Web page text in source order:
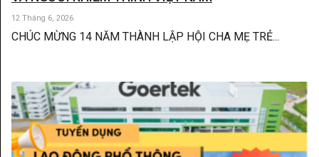
12 Tháng 6, 2026
CHÚC MỪNG 14 NĂM THÀNH LẬP HỘI CHA MẸ TRẺ...